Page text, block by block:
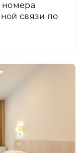
номера
связи по